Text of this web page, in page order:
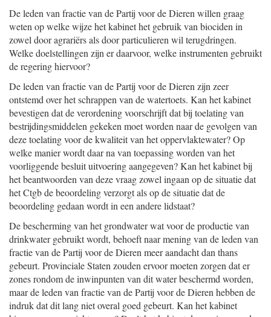
De leden van fractie van de Partij voor de Dieren willen graag
weten op welke wijze het kabinet het gebruik van biociden in
zowel door agrariërs als door particulieren wil terugdringen.
Welke doelstellingen zijn er daarvoor, welke instrumenten gebruikt
de regering hiervoor?
De leden van fractie van de Partij voor de Dieren zijn zeer
ontstemd over het schrappen van de watertoets. Kan het kabinet
bevestigen dat de verordening voorschrijft dat bij toelating van
bestrijdingsmiddelen gekeken moet worden naar de gevolgen van
deze toelating voor de kwaliteit van het oppervlaktewater? Op
welke manier wordt daar na van toepassing worden van het
voorliggende besluit uitvoering aangegeven? Kan het kabinet bij
het beantwoorden van deze vraag zowel ingaan op de situatie dat
het Ctgb de beoordeling verzorgt als op de situatie dat de
beoordeling gedaan wordt in een andere lidstaat?
De bescherming van het grondwater wat voor de productie van
drinkwater gebruikt wordt, behoeft naar mening van de leden van
fractie van de Partij voor de Dieren meer aandacht dan thans
gebeurt. Provinciale Staten zouden ervoor moeten zorgen dat er
zones rondom de inwinpunten van dit water beschermd worden,
maar de leden van fractie van de Partij voor de Dieren hebben de
indruk dat dit lang niet overal goed gebeurt. Kan het kabinet